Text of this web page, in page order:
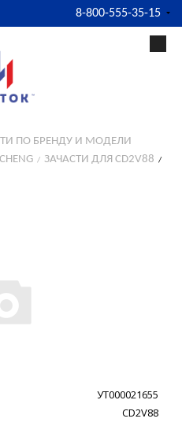
8-800-555-35-15
ПО БРЕНДУ И МОДЕЛИ
ЗАЧАСТИ ДЛЯ CD2V88
УТ000021655
CD2V88